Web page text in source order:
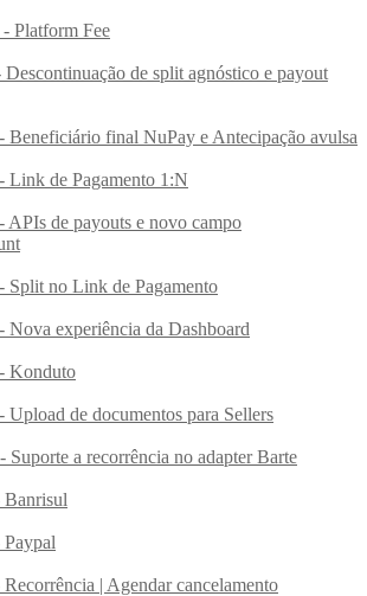
Platform Fee
de split agnóstico e payout
Beneficiário final NuPay e Antecipação avulsa
Link de Pagamento 1:N
APIs de payouts e novo campo
Split no Link de Pagamento
Nova experiência da Dashboard
Konduto
Upload de documentos para Sellers
Suporte a recorrência no adapter Barte
Banrisul
| Agendar cancelamento